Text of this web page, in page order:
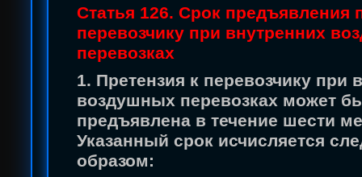
Статья 126. Срок предъявления
перевозчику при внутренних
перевозках
1. Претензия к перевозчику при
воздушных перевозках может
предъявлена в течение шести
Указанный срок исчисляется
образом: